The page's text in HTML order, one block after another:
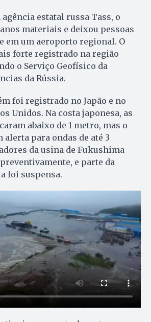
agência estatal russa Tass, o
materiais e deixou pessoas
em um aeroporto regional. O
forte registrado na região
o Serviço Geofísico da
da Rússia.
foi registrado no Japão e no
Unidos. Na costa japonesa, as
abaixo de 1 metro, mas o
alerta para ondas de até 3
da usina de Fukushima
e parte da
foi suspensa.